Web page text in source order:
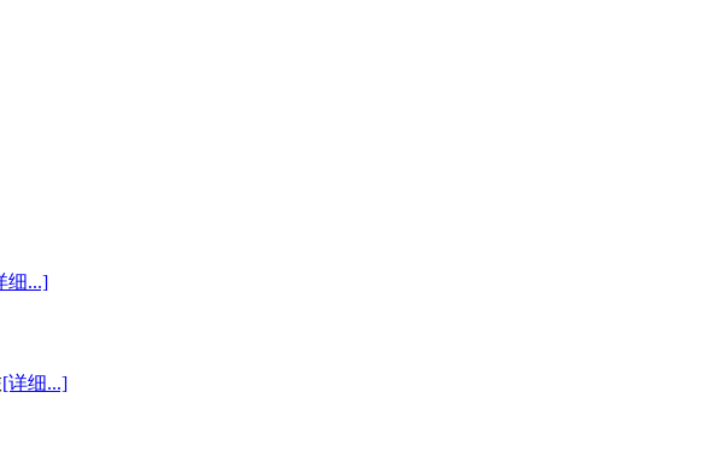
细...]
[详细...]